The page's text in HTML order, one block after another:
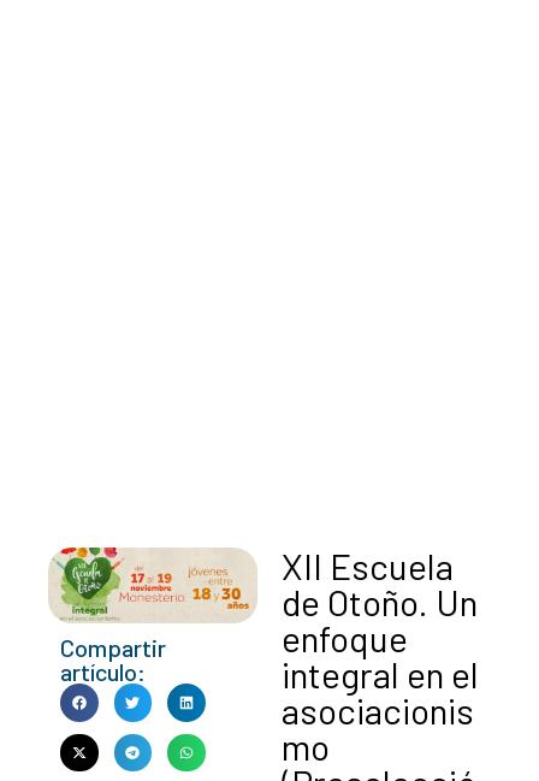
Compartir
artículo:
XII Escuela
de Otoño. Un
enfoque
integral en el
asociacionis
mo